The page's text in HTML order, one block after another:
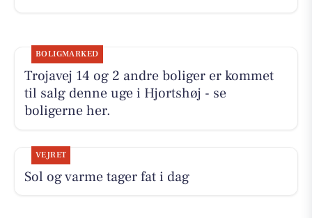
BOLIGMARKED
Trojavej 14 og 2 andre boliger er kommet
til salg denne uge i Hjortshøj - se
boligerne her.
VEJRET
Sol og varme tager fat i dag